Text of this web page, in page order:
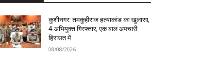
कुशीनगर: तमकुहीराज हत्याकांड का खुलासा,
4 अभियुक्त गिरफ्तार, एक बाल अपचारी
हिरासत में
08/08/2026